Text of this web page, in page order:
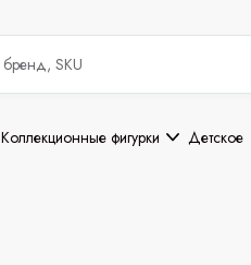
Коллекционные фигурки Детское